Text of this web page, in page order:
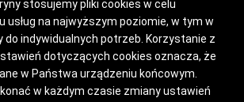
stosujemy pliki cookies w celu
usług na najwyższym poziomie, w tym w
indywidualnych potrzeb. Korzystanie z
dotyczących cookies oznacza, że
w Państwa urządzeniu końcowym.
w każdym czasie zmiany ustawień
i wykonanie: Logonet Sp. z o.o.